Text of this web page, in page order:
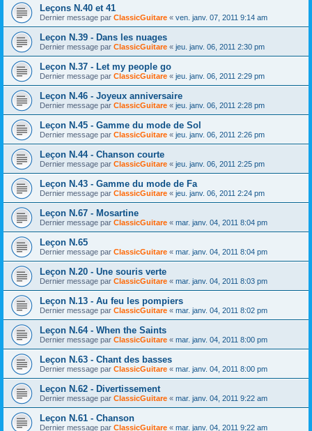
Leçons N.40 et 41
Dernier message par ClassicGuitare « ven. janv. 07, 2011 9:14 am
Leçon N.39 - Dans les nuages
Dernier message par ClassicGuitare « jeu. janv. 06, 2011 2:30 pm
Leçon N.37 - Let my people go
Dernier message par ClassicGuitare « jeu. janv. 06, 2011 2:29 pm
Leçon N.46 - Joyeux anniversaire
Dernier message par ClassicGuitare « jeu. janv. 06, 2011 2:28 pm
Leçon N.45 - Gamme du mode de Sol
Dernier message par ClassicGuitare « jeu. janv. 06, 2011 2:26 pm
Leçon N.44 - Chanson courte
Dernier message par ClassicGuitare « jeu. janv. 06, 2011 2:25 pm
Leçon N.43 - Gamme du mode de Fa
Dernier message par ClassicGuitare « jeu. janv. 06, 2011 2:24 pm
Leçon N.67 - Mosartine
Dernier message par ClassicGuitare « mar. janv. 04, 2011 8:04 pm
Leçon N.65
Dernier message par ClassicGuitare « mar. janv. 04, 2011 8:04 pm
Leçon N.20 - Une souris verte
Dernier message par ClassicGuitare « mar. janv. 04, 2011 8:03 pm
Leçon N.13 - Au feu les pompiers
Dernier message par ClassicGuitare « mar. janv. 04, 2011 8:02 pm
Leçon N.64 - When the Saints
Dernier message par ClassicGuitare « mar. janv. 04, 2011 8:00 pm
Leçon N.63 - Chant des basses
Dernier message par ClassicGuitare « mar. janv. 04, 2011 8:00 pm
Leçon N.62 - Divertissement
Dernier message par ClassicGuitare « mar. janv. 04, 2011 9:22 am
Leçon N.61 - Chanson
Dernier message par ClassicGuitare « mar. janv. 04, 2011 9:22 am